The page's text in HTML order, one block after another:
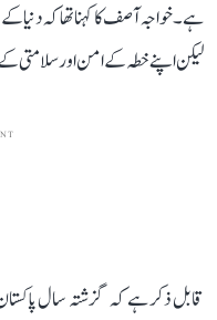
ہے۔ خواجہ آصف کا کہنا تھا کہ
لیکن اپنے خطہ کے امن اور
قابل ذکر ہے کہ گزشتہ سال